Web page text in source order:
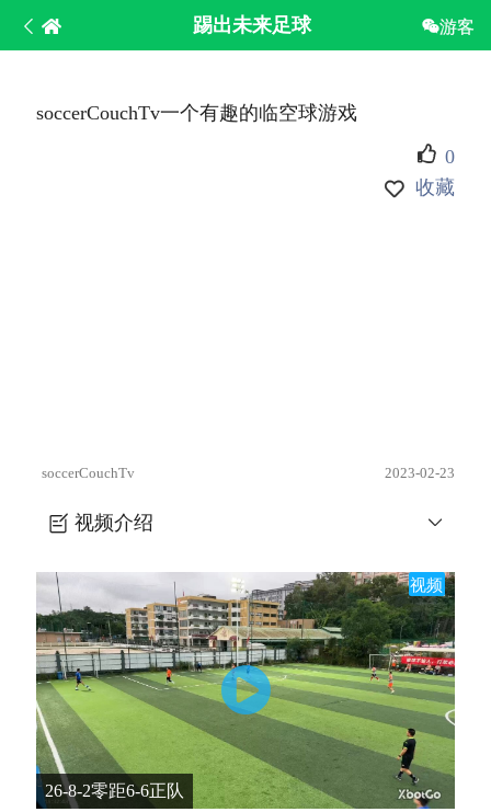
踢出未来足球 游客
soccerCouchTv一个有趣的临空球游戏
0
收藏
soccerCouchTv 2023-02-23
视频介绍
视频
26-8-2零距6-6正队